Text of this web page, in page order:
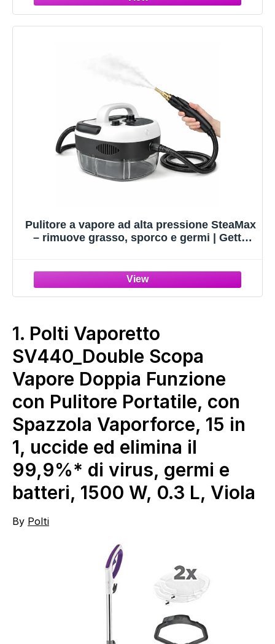
Pulitore a vapore ad alta pressione SteaMax
– rimuove grasso, sporco e germi | Getto
1. Polti Vaporetto
SV440_Double Scopa
Vapore Doppia Funzione
con Pulitore Portatile, con
Spazzola Vaporforce, 15 in
1, uccide ed elimina il
99,9%* di virus, germi e
batteri, 1500 W, 0.3 L, Viola
By Polti